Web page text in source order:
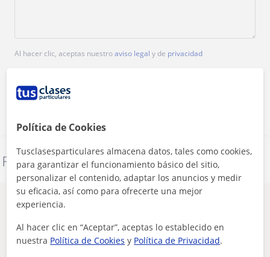
Al hacer clic, aceptas nuestroaviso legal y de privacidad
Denunciar este perfil
Otros profesores de Inglés en Ponteareas
que pueden interesarte
Política de Cookies
Tusclasesparticulares almacena datos, tales como cookies,
para garantizar el funcionamiento básico del sitio,
personalizar el contenido, adaptar los anuncios y medir
su eficacia, así como para ofrecerte una mejor
experiencia.
Al hacer clic en “Aceptar”, aceptas lo establecido en
nuestra Política de Cookies y Política de Privacidad.